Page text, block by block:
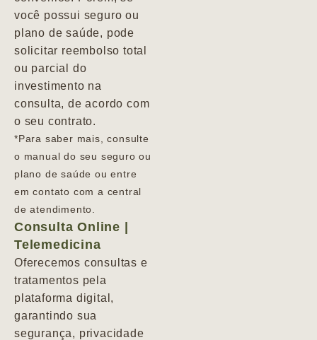
você possui seguro ou
plano de saúde, pode
solicitar reembolso total
ou parcial do
investimento na
consulta, de acordo com
o seu contrato.
*Para saber mais, consulte
o manual do seu seguro ou
plano de saúde ou entre
em contato com a central
de atendimento.
Consulta Online |
Telemedicina
Oferecemos consultas e
tratamentos pela
plataforma digital,
garantindo sua
segurança, privacidade